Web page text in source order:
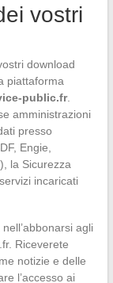
vostri
download
piattaforma
public.fr.
amministrazioni
presso
Engie,
la Sicurezza
incaricati
agli
Riceverete
notizie e delle
l’accesso ai